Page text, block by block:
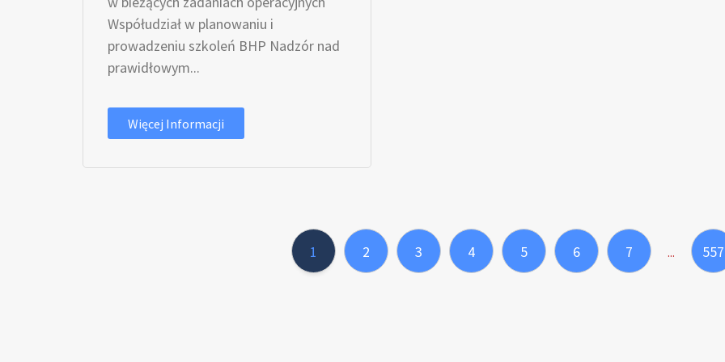
Współudział w planowaniu i
prowadzeniu szkoleń BHP Nadzór nad
prawidłowym...
Więcej Informacji
1 2 3 4 5 6 7 ... 557